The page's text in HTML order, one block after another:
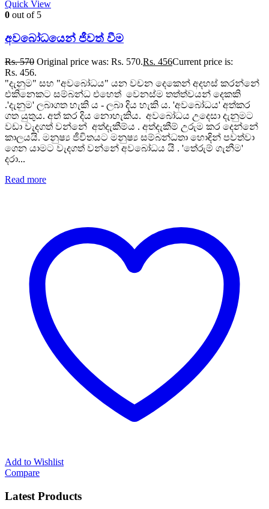
Quick View
0 out of 5
අවබෝධයෙන් ජීවත් වීම
Rs.570 Original price was: Rs. 570.Rs. 456Current price is:
Rs. 456.
"දැනුම" සහ "අවබෝධය" යන වචන දෙකෙන් අදහස් කරන්නේ
එකිනෙකට සම්බන්ධ එහෙත් වෙනස්ම තත්ත්වයන් දෙකකි
.'දැනුම' ලබාගත හැකි ය - ලබා දිය හැකි ය. 'අවබෝධය' අත්කර
ගත යුතුය. අත් කර දිය නොහැකිය. අවබෝධය උදෙසා දැනුමට
වඩා වැදගත් වන්නේ අත්දැකීම්ය . අත්දැකීම් උරුම කර දෙන්නේ
කාලයයි. මනුෂ්‍ය ජීවිතයට මනුෂ්‍ය සම්බන්ධතා හොඳින් පවත්වා
ගෙන යාමට වැදගත් වන්නේ අවබෝධය යි . 'තේරුම් ගැනීම'
දරා...
Read more
Add to Wishlist
Compare
Latest Products